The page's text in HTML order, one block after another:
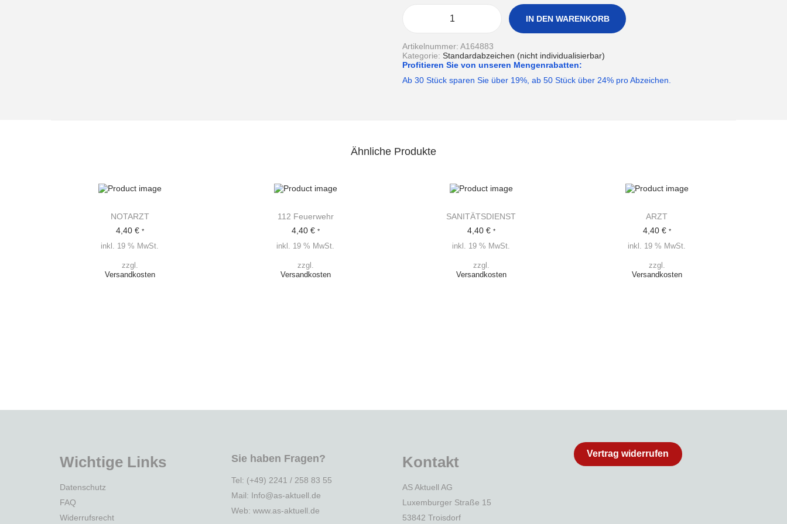
R
T
U
N
G
S
M
e
e
IN DEN WARENKORB
Artikelnummer: A164883
Kategorie: Standardabzeichen (nicht individualisierbar)
Profitieren Sie von unseren Mengenrabatten:
Ab 30 Stück sparen Sie über 19%, ab 50 Stück über 24% pro Abzeichen.
Ähnliche Produkte
NOTARZT
4,40 € *
inkl. 19 % MwSt.
zzgl.
Versandkosten
112 Feuerwehr
4,40 € *
inkl. 19 % MwSt.
zzgl.
Versandkosten
SANITÄTSDIENST
4,40 € *
inkl. 19 % MwSt.
zzgl.
Versandkosten
ARZT
4,40 € *
inkl. 19 % MwSt.
zzgl.
Versandkosten
Wichtige Links
Datenschutz
FAQ
Widerrufsrecht
Sie haben Fragen?
Tel: (+49) 2241 / 258 83 55
Mail: Info@as-aktuell.de
Web: www.as-aktuell.de
Kontakt
AS Aktuell AG
Luxemburger Straße 15
53842 Troisdorf
Vertrag widerrufen